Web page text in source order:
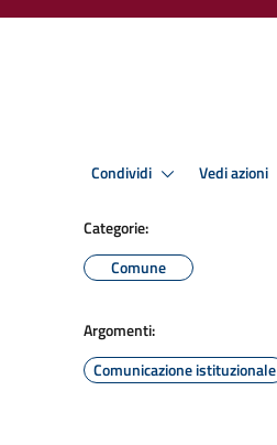
Condividi Vedi azioni
Categorie:
Comune
Argomenti:
Comunicazione istituzionale